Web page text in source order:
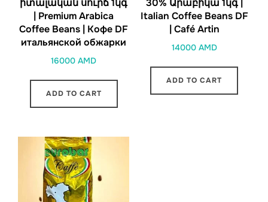
իտալական սուրճ 1կգ
| Premium Arabica
Coffee Beans | Кофе DF
итальянской обжарки
16000AMD
ADD TO CART
30% Արաբիկա 1կգ |
Italian Coffee Beans DF
| Café Artin
14000 AMD
ADD TO CART